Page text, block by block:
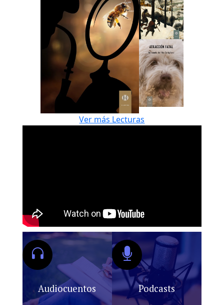
Ver más Lecturas
Audiocuentos Podcasts